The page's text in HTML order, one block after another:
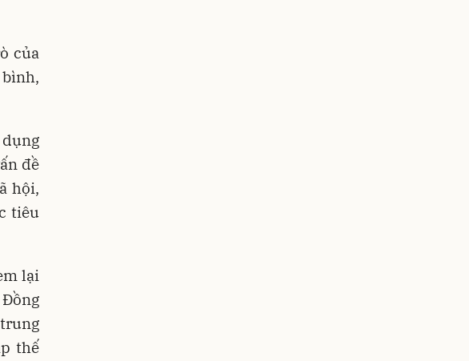
của
đề
hội,
tiêu
lại
thế